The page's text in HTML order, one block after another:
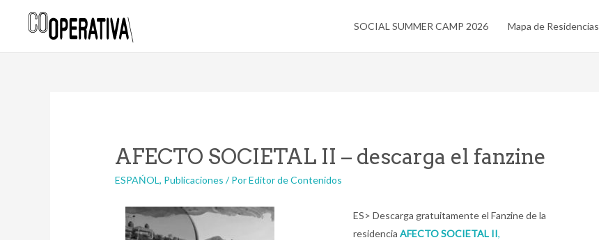
SOCIAL SUMMER CAMP 2026 Mapa de Residencias
AFECTO SOCIETAL II – descarga el fanzine
ESPAŃOL, Publicaciones / PorEditor de Contenidos
ES> Descarga gratuitamente el Fanzine de la
residencia AFECTO SOCIETAL II,